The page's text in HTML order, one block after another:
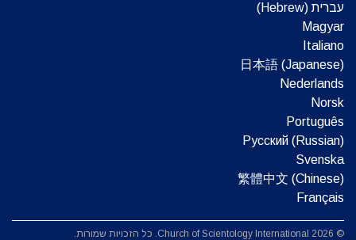
עברית (Hebrew)‏
Magyar
Italiano
日本語 (Japanese)
Nederlands
Norsk
Português
Русский (Russian)
Svenska
繁體中文 (Chinese)
Français
© 2026 Church of Scientology International. כל הזכויות שמורות.